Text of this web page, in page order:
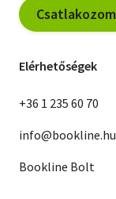
Csatlakozom
Elérhetőségek
+36 1 235 60 70
info@bookline.hu
Bookline Bolt